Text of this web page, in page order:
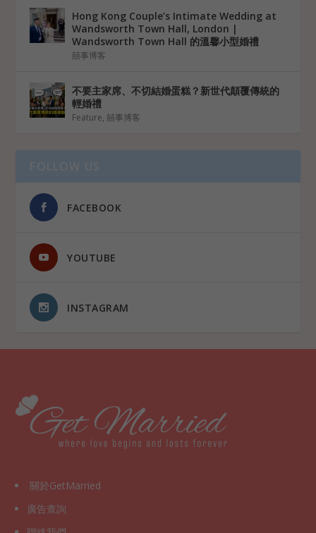
Hong Kong Couple’s Intimate Wedding at
Wandsworth Town Hall, London |
Wandsworth Town Hall 的溫馨小型婚禮
囍事博客
不要主家席、不切結婚蛋糕？新世代顛覆傳統的
輕婚禮
Feature, 囍事博客
FACEBOOK
YOUTUBE
INSTAGRAM
關於GetMarried
廣告查詢